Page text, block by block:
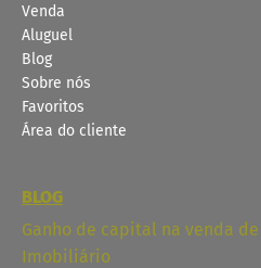
Venda
Aluguel
Blog
Sobre nós
Favoritos
Área do cliente
BLOG
Ganho de capital na venda
Imobiliário